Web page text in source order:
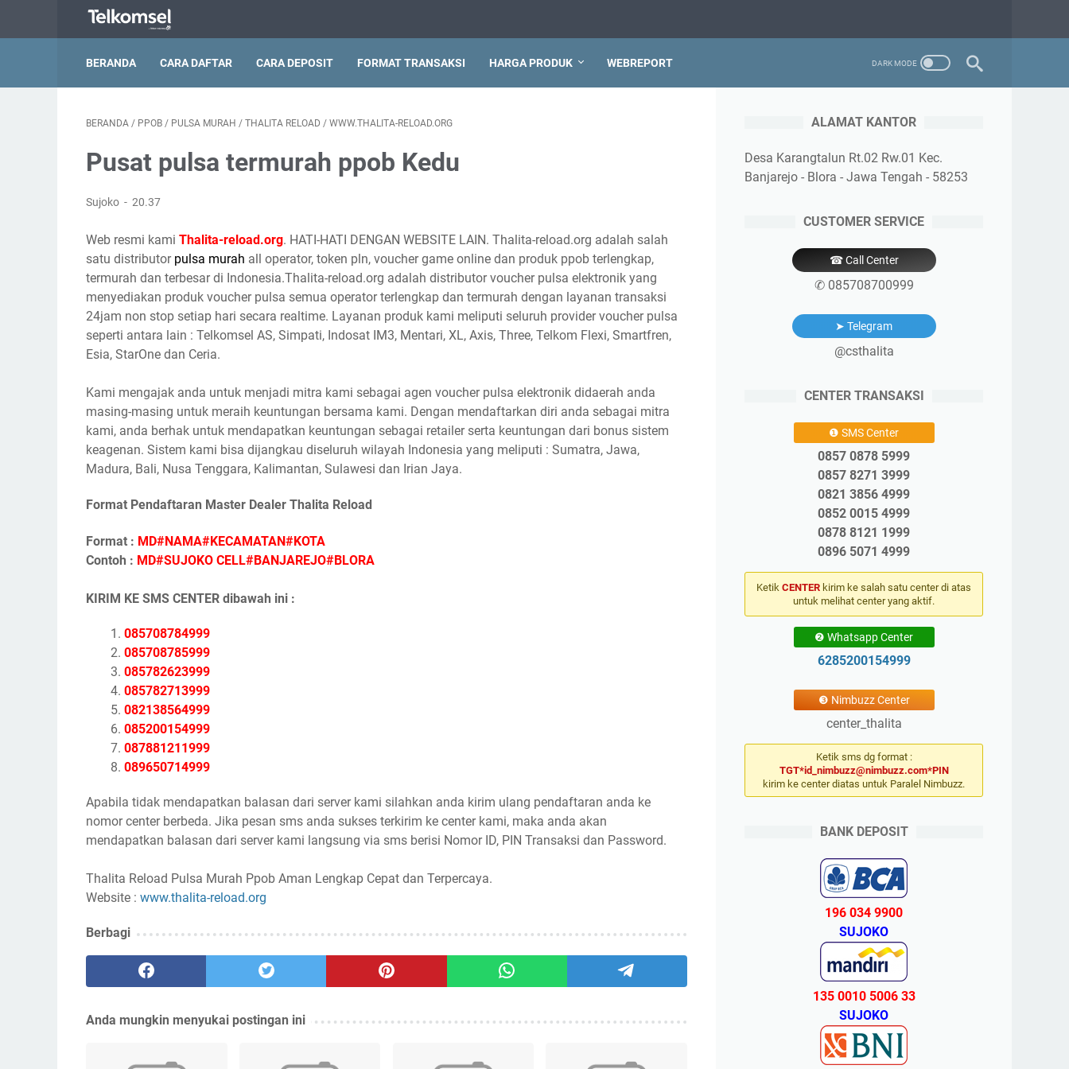
BERANDA CARA DAFTAR CARA DEPOSIT FORMAT TRANSAKSI HARGA PRODUK WEBREPORT
BERANDA / PPOB / PULSA MURAH / THALITA RELOAD / WWW.THALITA-RELOAD.ORG
Pusat pulsa termurah ppob Kedu
Sujoko 20.37
Web resmi kami Thalita-reload.org. HATI-HATI DENGAN WEBSITE LAIN. Thalita-reload.org adalah salah
satu distributor pulsa murah all operator, token pln, voucher game online dan produk ppob terlengkap,
termurah dan terbesar di Indonesia.Thalita-reload.org adalah distributor voucher pulsa elektronik yang
menyediakan produk voucher pulsa semua operator terlengkap dan termurah dengan layanan transaksi
24jam non stop setiap hari secara realtime. Layanan produk kami meliputi seluruh provider voucher pulsa
seperti antara lain : Telkomsel AS, Simpati, Indosat IM3, Mentari, XL, Axis, Three, Telkom Flexi, Smartfren,
Esia, StarOne dan Ceria.
Kami mengajak anda untuk menjadi mitra kami sebagai agen voucher pulsa elektronik didaerah anda
masing-masing untuk meraih keuntungan bersama kami. Dengan mendaftarkan diri anda sebagai mitra
kami, anda berhak untuk mendapatkan keuntungan sebagai retailer serta keuntungan dari bonus sistem
keagenan. Sistem kami bisa dijangkau diseluruh wilayah Indonesia yang meliputi : Sumatra, Jawa,
Madura, Bali, Nusa Tenggara, Kalimantan, Sulawesi dan Irian Jaya.
Format Pendaftaran Master Dealer Thalita Reload
Format : MD#NAMA#KECAMATAN#KOTA
Contoh : MD#SUJOKO CELL#BANJAREJO#BLORA
KIRIM KE SMS CENTER dibawah ini :
085708784999
085708785999
085782623999
085782713999
082138564999
085200154999
087881211999
089650714999
Apabila tidak mendapatkan balasan dari server kami silahkan anda kirim ulang pendaftaran anda ke
nomor center berbeda. Jika pesan sms anda sukses terkirim ke center kami, maka anda akan
mendapatkan balasan dari server kami langsung via sms berisi Nomor ID, PIN Transaksi dan Password.
Thalita Reload Pulsa Murah Ppob Aman Lengkap Cepat dan Terpercaya.
Website : www.thalita-reload.org
Berbagi
Anda mungkin menyukai postingan ini
ALAMAT KANTOR
Desa Karangtalun Rt.02 Rw.01 Kec.
Banjarejo - Blora - Jawa Tengah - 58253
CUSTOMER SERVICE
☎ Call Center
✆ 085708700999
➤ Telegram
@csthalita
CENTER TRANSAKSI
❶ SMS Center
0857 0878 5999
0857 8271 3999
0821 3856 4999
0852 0015 4999
0878 8121 1999
0896 5071 4999
Ketik CENTER kirim ke salah satu center di atas
untuk melihat center yang aktif.
❷ Whatsapp Center
6285200154999
❸ Nimbuzz Center
center_thalita
Ketik sms dg format :
TGT*id_nimbuzz@nimbuzz.com*PIN
kirim ke center diatas untuk Paralel Nimbuzz.
BANK DEPOSIT
196 034 9900
SUJOKO
135 0010 5006 33
SUJOKO